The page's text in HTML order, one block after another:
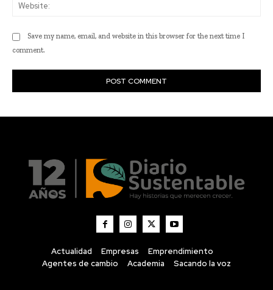
Actualidad Empresas
Emprendimiento
Agentes de cambio
Academia Sacando la voz